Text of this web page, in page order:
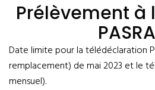
Prélèvement à
Date limite pour la télédéclaration
remplacement) de mai 2023 et le
mensuel).